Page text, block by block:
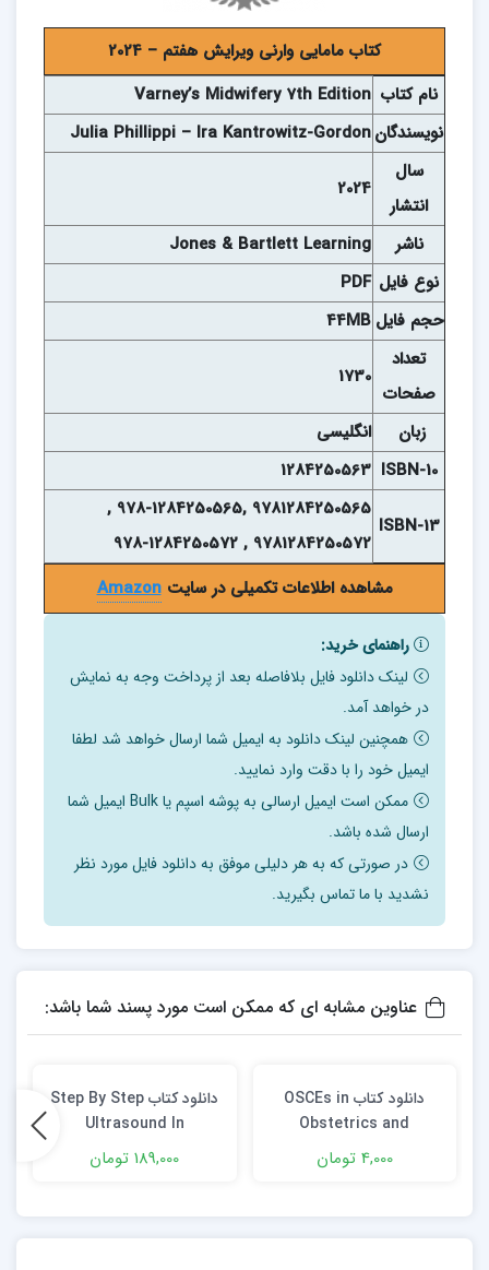
کتاب مامایی وارنی ویرایش هفتم – 2024
نام کتاب Varney’s Midwifery 7th Edition
نويسندگانJulia Phillippi – Ira Kantrowitz-Gordon
سال
انتشار
2024
ناشر
Jones & Bartlett Learning
نوع فايل PDF
حجم فايل 44MB
تعداد
صفحات
1730
زبان
انگلیسی
ISBN-10
1284250563
ISBN-13
9781284250565 ,978-1284250565 ,
9781284250572 , 978-1284250572
مشاهده اطلاعات تکمیلی در سایتAmazon
راهنمای خرید:
لینک دانلود فایل بلافاصله بعد از پرداخت وجه به نمایش
در خواهد آمد.
همچنین لینک دانلود به ایمیل شما ارسال خواهد شد لطفا
ایمیل خود را با دقت وارد نمایید.
ممکن است ایمیل ارسالی به پوشه اسپم یا Bulk ایمیل شما
ارسال شده باشد.
در صورتی که به هر دلیلی موفق به دانلود فایل مورد نظر
نشدید با ما تماس بگیرید.
عناوین مشابه ای که ممکن است مورد پسند شما باشد:
دانلود كتاب OSCEs in
Obstetrics and
Maternal-Fetal
Medicine: An Evidence-
Edition
4,000 تومان
دانلود کتاب Step By Step
Ultrasound In
Gynecology
189,000 تومان